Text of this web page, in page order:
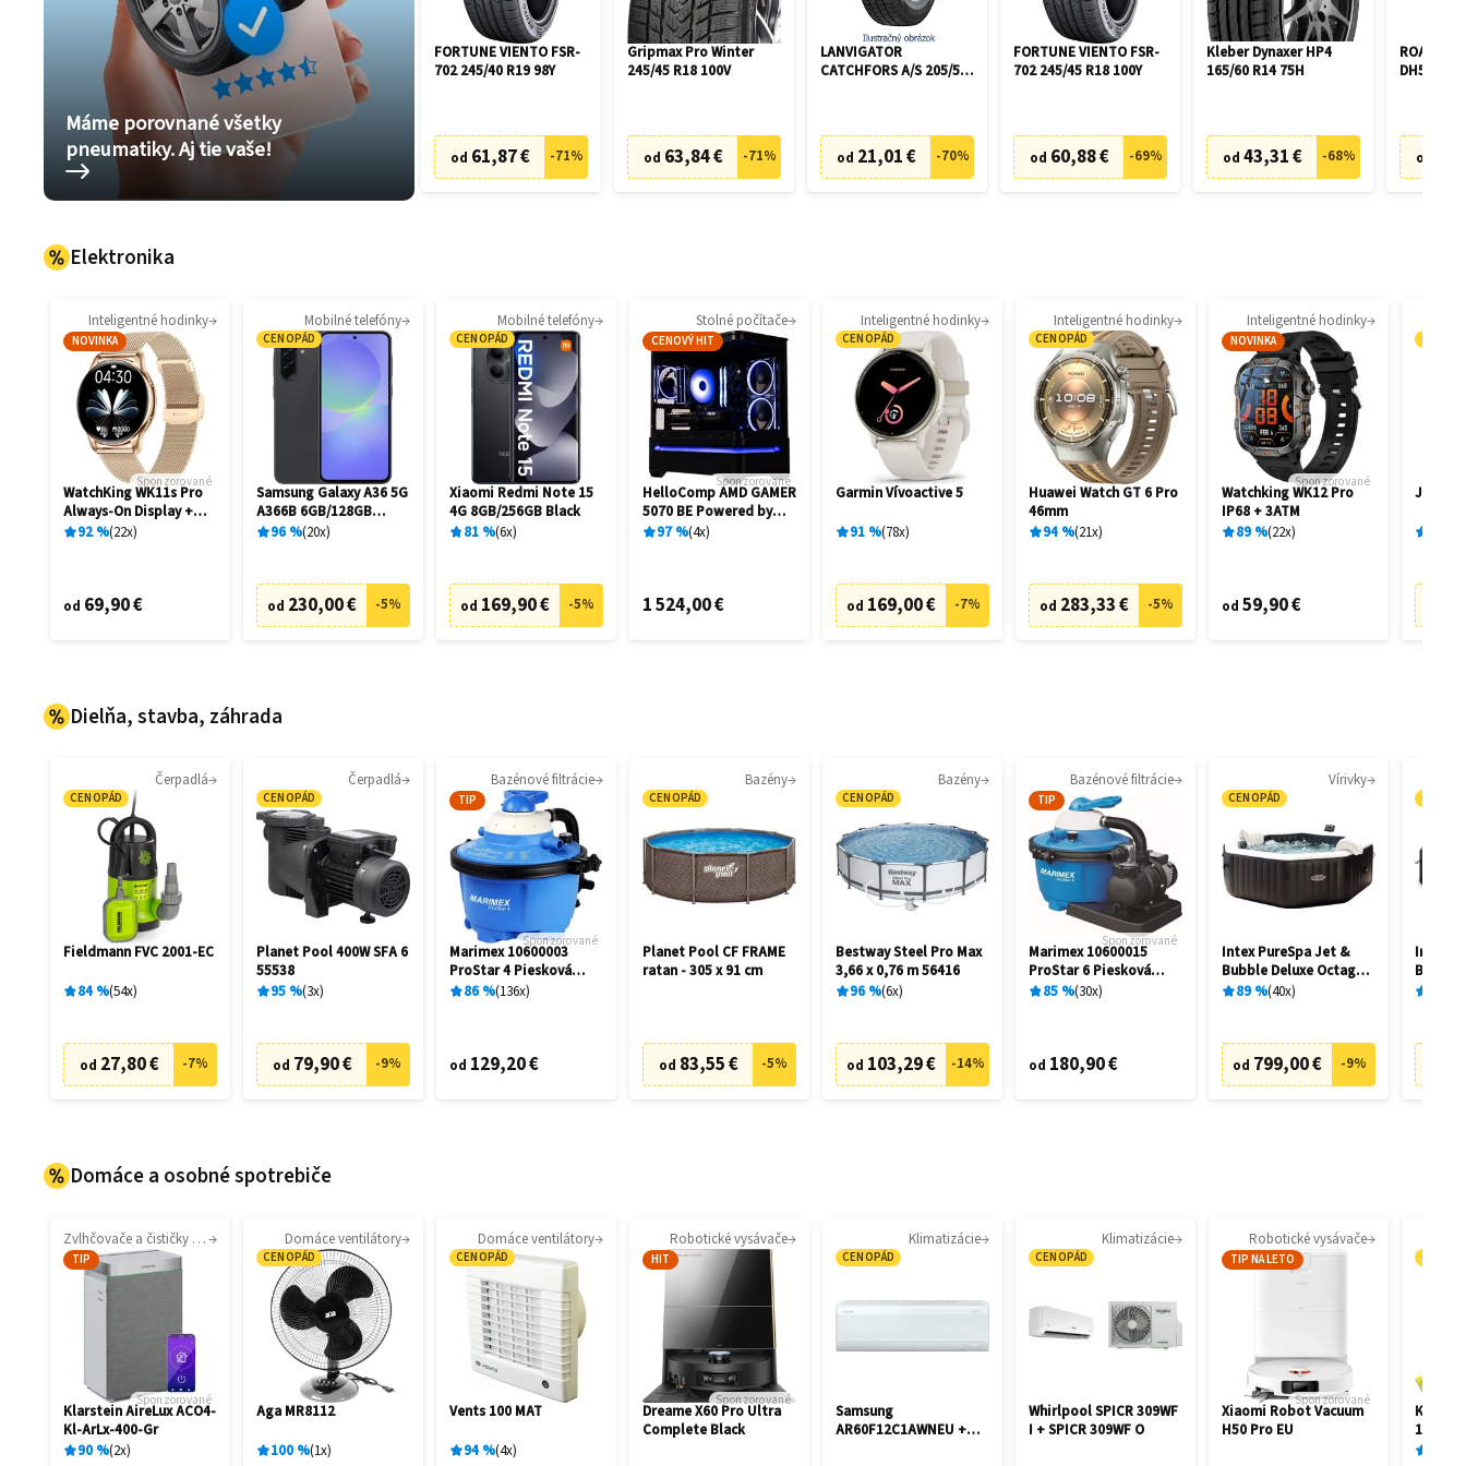
Máme porovnané všetky
pneumatiky. Aj tie vaše!
FORTUNE VIENTO FSR-
702 245/40 R19 98Y
od 61,87 € -71%
Gripmax Pro Winter
245/45 R18 100V
od 63,84 € -71%
LANVIGATOR
CATCHFORS A/S 205/55
od 21,01 € -70%
FORTUNE VIENTO FSR-
702 245/45 R18 100Y
od 60,88 € -69%
Kleber Dynaxer HP4
165/60 R14 75H
od 43,31 € -68%
ROADX
DH51
od
Elektronika
Inteligentné hodinky
NOVINKA
Sponzorované
WatchKing WK11s Pro
Always-On Display +
Extra remienok
92% 22x
od 69,90 €
Mobilné telefóny
CENOPÁD
Samsung Galaxy A36 5G
A366B 6GB/128GB
Awesome Black
96 % 20x
od 230,00 € -5%
Mobilné telefóny
CENOPÁD
Xiaomi Redmi Note 15
4G 8GB/256GB Black
81 % 6x
od 169,90 € -5%
Stolné počítače
CENOVÝ HIT
Sponzorované
HelloComp AMD GAMER
5070 BE Powered by
ASUS
97% 4x
1 524,00 €
Inteligentné hodinky
CENOPÁD
Garmin Vívoactive 5
91 % 78x
od 169,00 € -7%
Inteligentné hodinky
CENOPÁD
Huawei Watch GT 6 Pro
46mm
94% 21x
od 283,33 € -5%
Inteligentné hodinky
NOVINKA
Sponzorované
Watchking WK12 Pro
IP68 + 3ATM
89 % 22x
od 59,90 €
JBL
Dielňa, stavba, záhrada
Čerpadlá
CENOPÁD
Fieldmann FVC 2001-EC
84% 54x
od 27,80 € -7%
Čerpadlá
CENOPÁD
Planet Pool 400W SFA 6
55538
95 % 3x
od 79,90 € -9%
Bazénové filtrácie
TIP
Sponzorované
Marimex 10600003
ProStar 4 Piesková
filtrácia
86 % 136x
od 129,20 €
Bazény
CENOPÁD
Planet Pool CF FRAME
ratan - 305 x 91 cm
od 83,55 € -5%
Bazény
CENOPÁD
Bestway Steel Pro Max
3,66 x 0,76 m 56416
96 % 6x
od 103,29 € -14%
Bazénové filtrácie
TIP
Sponzorované
Marimex 10600015
ProStar 6 Piesková
filtrácia
85 % 30x
od 180,90 €
Vírivky
CENOPÁD
Intex PureSpa Jet &
Bubble Deluxe Octagon
28462
89 % 40x
od 799,00 € -9%
Intex
Bubble
28458
Domáce a osobné spotrebiče
Zvlhčovače a čističky vzduchu
TIP
Sponzorované
Klarstein AireLux ACO4-
Kl-ArLx-400-Gr
90 % 2x
Domáce ventilátory
CENOPÁD
Aga MR8112
100 % 1x
Domáce ventilátory
CENOPÁD
Vents 100 MAT
94% 4x
Robotické vysávače
HIT
Sponzorované
Dreame X60 Pro Ultra
Complete Black
Klimatizácie
CENOPÁD
Samsung
AR60F12C1AWNEU +
Klimatizácie
CENOPÁD
Whirlpool SPICR 309WF
I + SPICR 309WF O
Robotické vysávače
TIP NA LETO
Sponzorované
Xiaomi Robot Vacuum
H50 Pro EU
1.081-